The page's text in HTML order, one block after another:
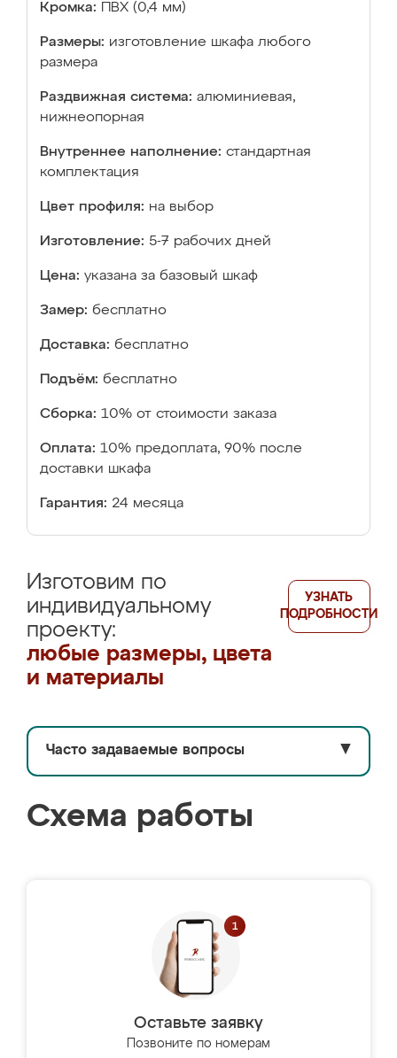
Кромка: ПВХ (0,4 мм)
Размеры: изготовление шкафа любого
размера
Раздвижная система: алюминиевая,
нижнеопорная
Внутреннее наполнение: стандартная
комплектация
Цвет профиля: на выбор
Изготовление: 5-7 рабочих дней
Цена: указана за базовый шкаф
Замер: бесплатно
Доставка: бесплатно
Подъём: бесплатно
Сборка: 10% от стоимости заказа
Оплата: 10% предоплата, 90% после
доставки шкафа
Гарантия: 24 месяца
Изготовим по
индивидуальному
проекту:
любые размеры, цвета
и материалы
УЗНАТЬ
ПОДРОБНОСТИ
Часто задаваемые вопросы ▼
Схема работы
Оставьте заявку
Позвоните по номерам